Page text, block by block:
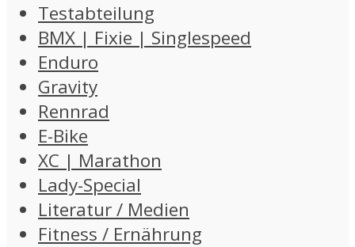
Testabteilung
BMX | Fixie | Singlespeed
Enduro
Gravity
Rennrad
E-Bike
XC | Marathon
Lady-Special
Literatur / Medien
Fitness / Ernährung